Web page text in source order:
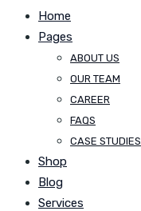
Home
Pages
ABOUT US
OUR TEAM
CAREER
FAQS
CASE STUDIES
Shop
Blog
Services